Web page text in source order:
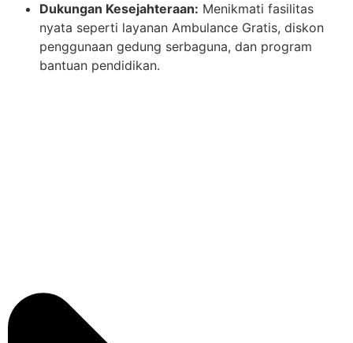
Dukungan Kesejahteraan: Menikmati fasilitas
nyata seperti layanan Ambulance Gratis, diskon
penggunaan gedung serbaguna, dan program
bantuan pendidikan.